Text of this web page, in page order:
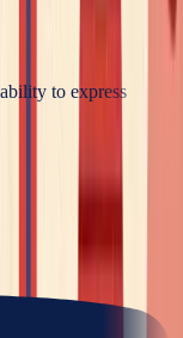
to express